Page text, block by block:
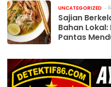
UNCATEGORIZED
Sajian
Bahan
Pantas